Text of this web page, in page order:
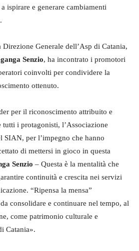
ispirare e generare cambiamenti
Direzione Generale dell’Asp di Catania,
Senzio, ha incontrato i promotori
coinvolti per condividere la
ottenuto.
per il riconoscimento attribuito e
i protagonisti, l’Associazione
SIAN, per l’impegno che hanno
di mettersi in gioco in questa
Senzio – Questa è la mentalità che
continuità e crescita nei servizi
“Ripensa la mensa”
consolidare e continuare nel tempo, al
come patrimonio culturale e
Catania».